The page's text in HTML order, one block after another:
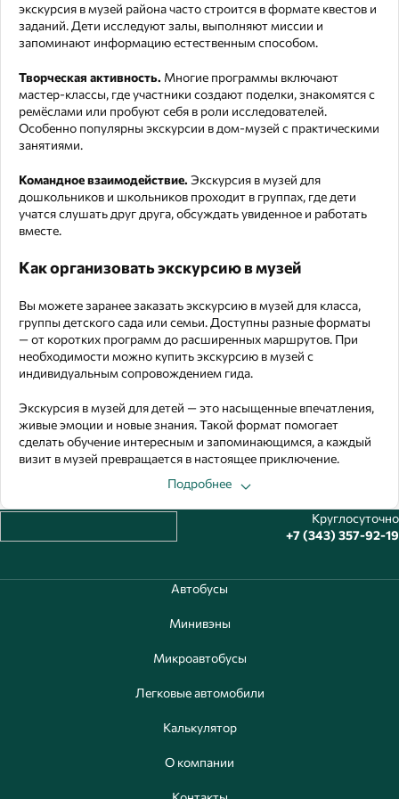
экскурсия в музей района часто строится в формате квестов и
заданий. Дети исследуют залы, выполняют миссии и
запоминают информацию естественным способом.
Творческая активность. Многие программы включают
мастер-классы, где участники создают поделки, знакомятся с
ремёслами или пробуют себя в роли исследователей.
Особенно популярны экскурсии в дом-музей с практическими
занятиями.
Командное взаимодействие. Экскурсия в музей для
дошкольников и школьников проходит в группах, где дети
учатся слушать друг друга, обсуждать увиденное и работать
вместе.
Как организовать экскурсию в музей
Вы можете заранее заказать экскурсию в музей для класса,
группы детского сада или семьи. Доступны разные форматы
— от коротких программ до расширенных маршрутов. При
необходимости можно купить экскурсию в музей с
индивидуальным сопровождением гида.
Экскурсия в музей для детей — это насыщенные впечатления,
живые эмоции и новые знания. Такой формат помогает
сделать обучение интересным и запоминающимся, а каждый
визит в музей превращается в настоящее приключение.
Подробнее
Круглосуточно
+7 (343) 357-92-19
Автобусы
Минивэны
Микроавтобусы
Легковые автомобили
Калькулятор
О компании